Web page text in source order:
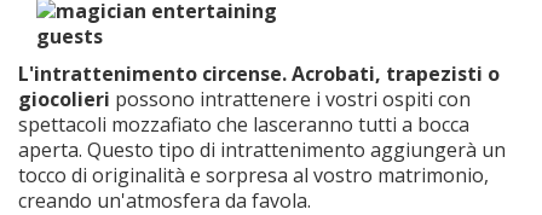
L'intrattenimento circense.Acrobati, trapezisti o
giocolieri possono intrattenere i vostri ospiti con
spettacoli mozzafiato che lasceranno tutti a bocca
aperta. Questo tipo di intrattenimento aggiungerà un
tocco di originalità e sorpresa al vostro matrimonio,
creando un'atmosfera da favola.